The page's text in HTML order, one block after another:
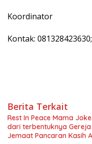
Koordinator
Kontak:
Berita Terkait
Rest In Peace Mama
dari terbentuknya
Jemaat Pancaran Kasih